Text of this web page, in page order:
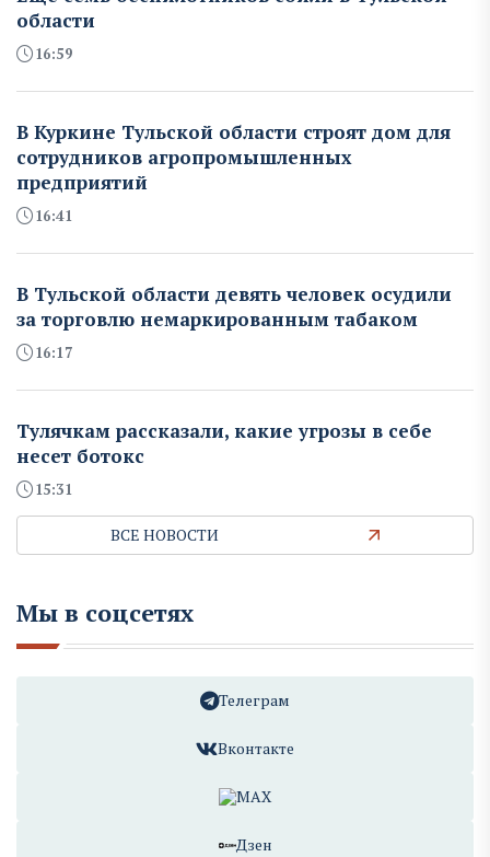
области
16:59
В Куркине Тульской области строят дом для
сотрудников агропромышленных
предприятий
16:41
В Тульской области девять человек осудили
за торговлю немаркированным табаком
16:17
Тулячкам рассказали, какие угрозы в себе
несет ботокс
15:31
ВСЕ НОВОСТИ
Мы в соцсетях
Телеграм
Вконтакте
MAX
Дзен